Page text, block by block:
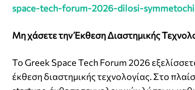
space-tech-forum-2026-dilosi-
Μη χάσετε την Έκθεση Διαστημικής
Το Greek Space Tech Forum 2026
έκθεση διαστημικής τεχνολογίας. Στο